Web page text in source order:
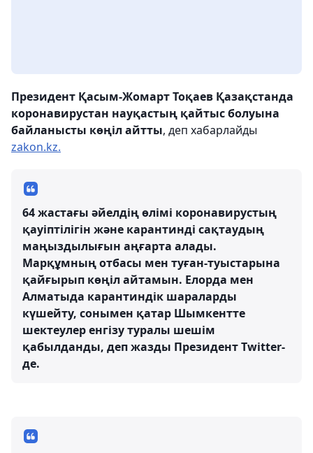
Президент Қасым-Жомарт Тоқаев Қазақстанда
коронавирустан науқастың қайтыс болуына
байланысты көңіл айтты, деп хабарлайды
zakon.kz.
64 жастағы әйелдің өлімі коронавирустың
қауіптілігін және карантинді сақтаудың
маңыздылығын аңғарта алады.
Марқұмның отбасы мен туған-туыстарына
қайғырып көңіл айтамын. Елорда мен
Алматыда карантиндік шараларды
күшейту, сонымен қатар Шымкентте
шектеулер енгізу туралы шешім
қабылданды, деп жазды Президент Twitter-
де.